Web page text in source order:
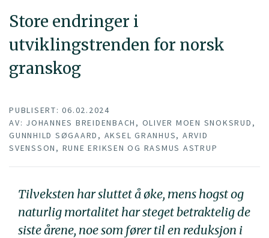
Store endringer i
utviklingstrenden for norsk
granskog
PUBLISERT: 06.02.2024
AV: JOHANNES BREIDENBACH, OLIVER MOEN SNOKSRUD,
GUNNHILD SØGAARD, AKSEL GRANHUS, ARVID
SVENSSON, RUNE ERIKSEN OG RASMUS ASTRUP
Tilveksten har sluttet å øke, mens hogst og
naturlig mortalitet har steget betraktelig de
siste årene, noe som fører til en reduksjon i